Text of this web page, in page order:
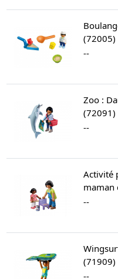
(72005)
--
Zoo :
(72091)
--
Activité
maman
--
(71909)
--